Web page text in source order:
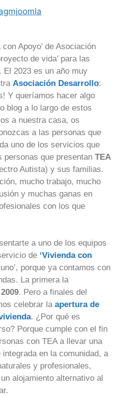
con Apoyo’ de Asociación
de vida’ para las
El 2023 es un año muy
Asociación Desarrollo:
Y queríamos hacer algo
blog a lo largo de estos
a nuestra casa, os
a las personas que
uno de los servicios que
personas que presentan TEA
Autista) y sus familias.
mucho trabajo, mucho
y muchas ganas en
con los que
a uno de los equipos
de ‘Vivienda con
porque ya contamos con
La primera la
2009. Pero a finales del
celebrar la apertura de
. ¿Por qué es
Porque cumple con el fin
con TEA a llevar una
en la comunidad, a
y profesionales,
alojamiento alternativo al